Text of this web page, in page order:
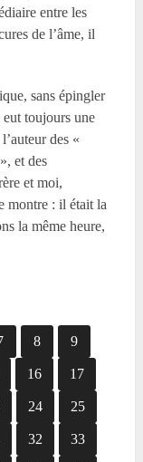
entre les
de l’âme, il
sans épingler
toujours une
des «
et des
et moi,
montre : il était la
la même heure,
8 9
16 17
24 25
32 33